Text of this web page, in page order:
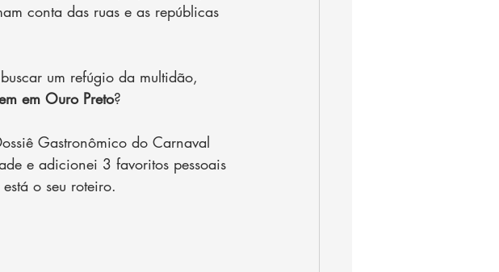
conta das ruas e as repúblicas
um refúgio da multidão,
em Ouro Preto?
Gastronômico do Carnaval
e adicionei 3 favoritos pessoais
o seu roteiro.